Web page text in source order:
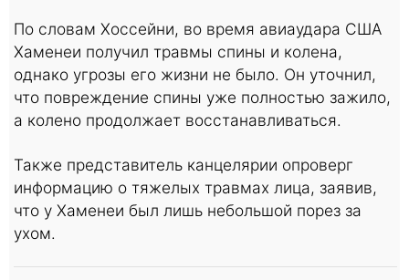
По словам Хоссейни, во время авиаудара США
Хаменеи получил травмы спины и колена,
однако угрозы его жизни не было. Он уточнил,
что повреждение спины уже полностью зажило,
а колено продолжает восстанавливаться.
Также представитель канцелярии опроверг
информацию о тяжелых травмах лица, заявив,
что у Хаменеи был лишь небольшой порез за
ухом.